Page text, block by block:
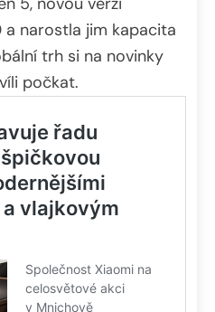
a narostla jim kapacita
trh si na novinky
počkat.